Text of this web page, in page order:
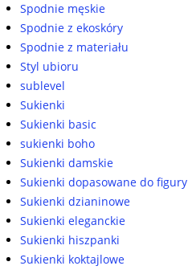
Spodnie męskie
Spodnie z ekoskóry
Spodnie z materiału
Styl ubioru
sublevel
Sukienki
Sukienki basic
sukienki boho
Sukienki damskie
Sukienki dopasowane do figury
Sukienki dzianinowe
Sukienki eleganckie
Sukienki hiszpanki
Sukienki koktajlowe